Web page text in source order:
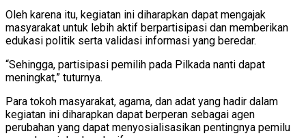
Oleh karena itu, kegiatan ini diharapkan dapat mengajak
masyarakat untuk lebih aktif berpartisipasi dan memberikan
edukasi politik serta validasi informasi yang beredar.
“Sehingga, partisipasi pemilih pada Pilkada nanti dapat
meningkat,” tuturnya.
Para tokoh masyarakat, agama, dan adat yang hadir dalam
kegiatan ini diharapkan dapat berperan sebagai agen
perubahan yang dapat menyosialisasikan pentingnya pemilu